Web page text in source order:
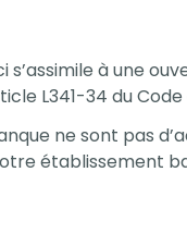
à une
L341-34 du
ne sont pas
établissement